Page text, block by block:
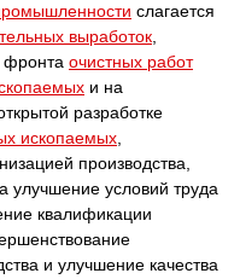
слагается
выработок
фронта очистных работ
и на
разработке
ископаемых
производства,
улучшение условий труда
квалификации
и улучшение качества